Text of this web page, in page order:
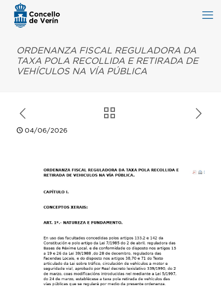
ORDENANZA FISCAL REGULADORA DA
TAXA POLA RECOLLIDA E RETIRADA DE
VEHÍCULOS NA VÍA PÚBLICA
04/06/2026